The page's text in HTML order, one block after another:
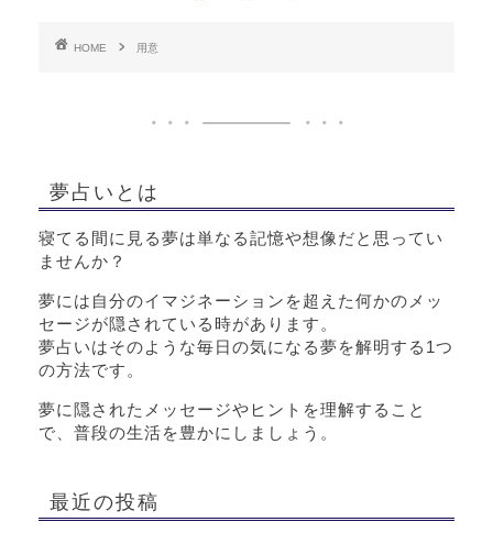
HOME 用意
夢占いとは
寝てる間に見る夢は単なる記憶や想像だと思ってい
ませんか？
夢には自分のイマジネーションを超えた何かのメッ
セージが隠されている時があります。
夢占いはそのような毎日の気になる夢を解明する1つ
の方法です。
夢に隠されたメッセージやヒントを理解すること
で、普段の生活を豊かにしましょう。
最近の投稿